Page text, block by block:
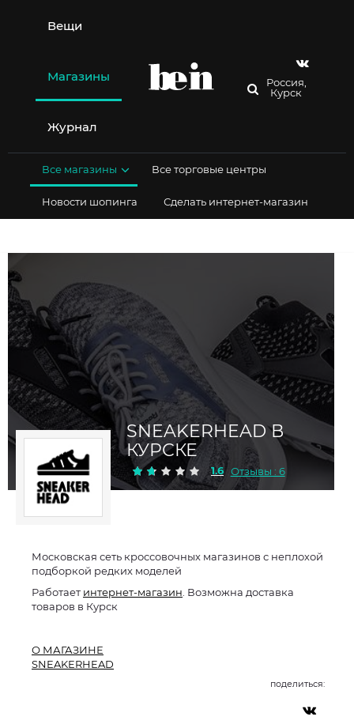
содержимому
Вещи
Магазины
Журнал
Россия,
Курск
Все магазины Все торговые центры
Новости шопинга Сделать интернет-магазин
SNEAKERHEAD В
КУРСКЕ
1.6 Отзывы : 6
Московская сеть кроссовочных магазинов с неплохой
подборкой редких моделей
Работаетинтернет-магазин . Возможна доставка
товаров в Курск
О МАГАЗИНЕ
SNEAKERHEAD
поделиться: